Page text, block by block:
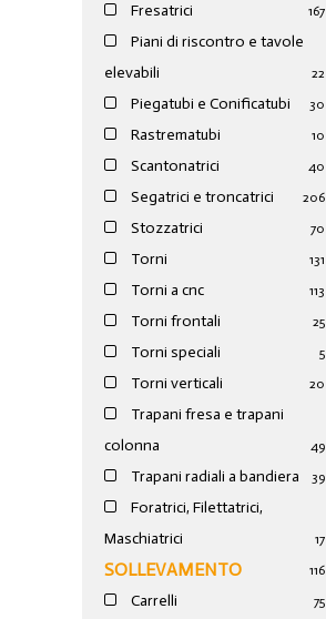
Fresatrici 167
Piani di riscontro e tavole
elevabili
22
Piegatubi e Conificatubi 30
Rastrematubi 10
Scantonatrici 40
Segatrici e troncatrici 206
Stozzatrici 70
Torni 131
Torni a cnc 113
Torni frontali 25
Torni speciali 5
Torni verticali 20
Trapani fresa e trapani
colonna
49
Trapani radiali a bandiera 39
Foratrici, Filettatrici,
Maschiatrici
17
SOLLEVAMENTO 116
Carrelli 75